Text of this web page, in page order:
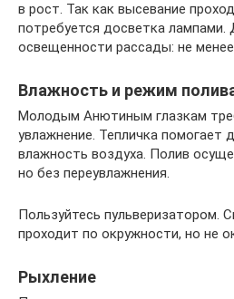
в рост. Так как высевание
потребуется досветка лампами.
освещенности рассады: не
Влажность и режим
Молодым Анютиным глазкам
увлажнение. Тепличка помогает
влажность воздуха. Полив
но без переувлажнения.
Пользуйтесь пульверизатором.
проходит по окружности, но не
Рыхление